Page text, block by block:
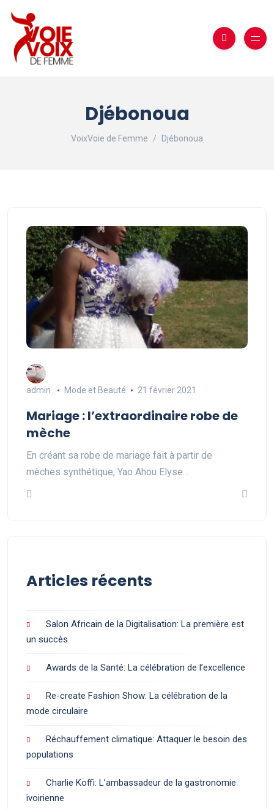
Djébonoua
VoixVoie de Femme Djébonoua
admin Mode et Beauté 21 février 2021
Mariage : l’extraordinaire robe de
mèche
En créant sa robe de mariage fait à partir de
mèches synthétique, Yao Ahou Elyse…
Articles récents
Salon Africain de la Digitalisation: La première est
un succès
Awards de la Santé: La célébration de l’excellence
Re-create Fashion Show: La célébration de la
mode circulaire
Réchauffement climatique: Attaquer le besoin des
populations
Charlie Koffi: L’ambassadeur de la gastronomie
ivoirienne